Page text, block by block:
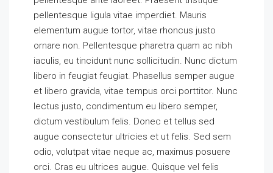
pellentesque ligula vitae imperdiet. Mauris
elementum augue tortor, vitae rhoncus justo
ornare non. Pellentesque pharetra quam ac nibh
iaculis, eu tincidunt nunc sollicitudin. Nunc dictum
libero in feugiat feugiat. Phasellus semper augue
et libero gravida, vitae tempus orci porttitor. Nunc
lectus justo, condimentum eu libero semper,
dictum vestibulum felis. Donec et tellus sed
augue consectetur ultricies et ut felis. Sed sem
odio, volutpat vitae neque ac, maximus posuere
orci. Cras eu ultrices augue. Quisque vel felis